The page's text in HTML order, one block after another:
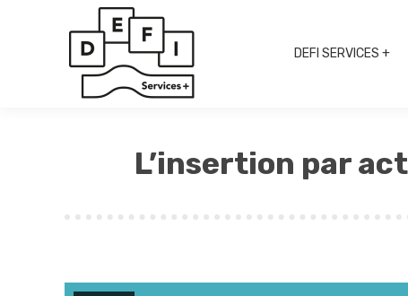
DEFI SERVICES +
L’insertion par